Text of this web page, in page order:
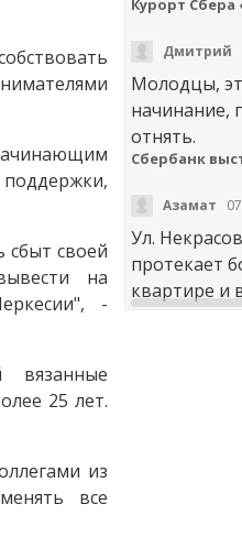
своей
на
-
вязанные
25 лет.
из
все
Дмитрий
Молодцы,
начинание,
отнять.
Азамат
Ул.
протекает
квартире и